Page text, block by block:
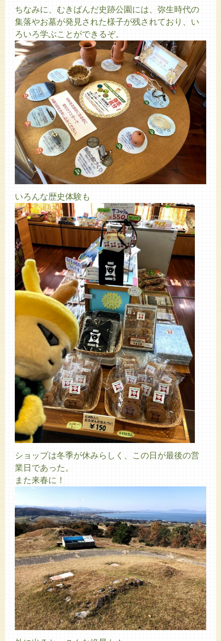
ちなみに、むきばんだ史跡公園には、弥生時代の
集落やお墓が発見された様子が残されており、い
ろいろ学ぶことができるぞ。
いろんな歴史体験も
ショップは冬季が休みらしく、この日が最後の営
業日であった。
また来春に！